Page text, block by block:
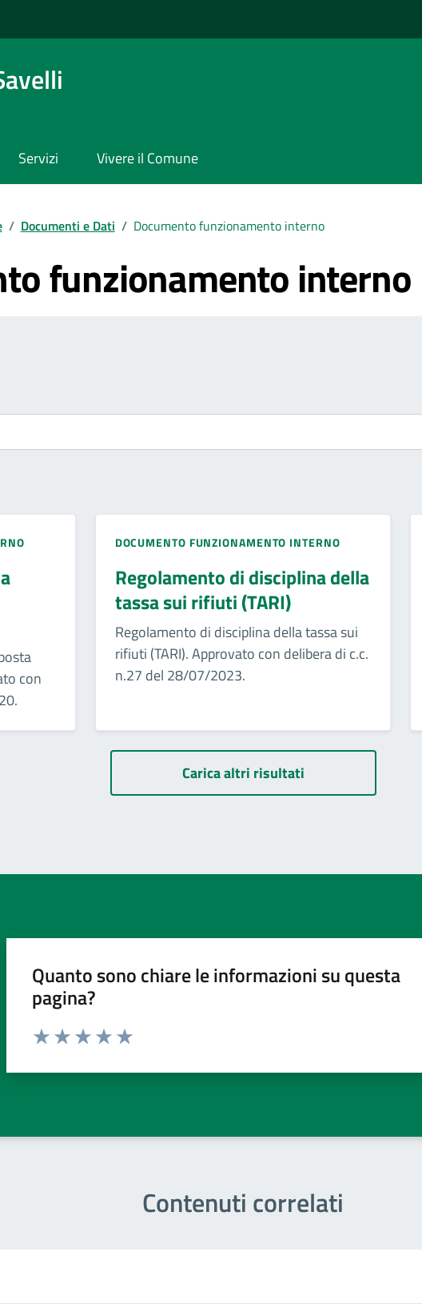
Servizi Vivere il Comune
/ Documenti e Dati / Documento funzionamento interno
funzionamento interno
con
DOCUMENTO FUNZIONAMENTO INTERNO
Regolamento di disciplina della
tassa sui rifiuti (TARI)
Regolamento di disciplina della tassa sui
rifiuti (TARI). Approvato con delibera di c.c.
n.27 del 28/07/2023.
Carica altri risultati
Quanto sono chiare le informazioni su questa
pagina?
Contenuti correlati